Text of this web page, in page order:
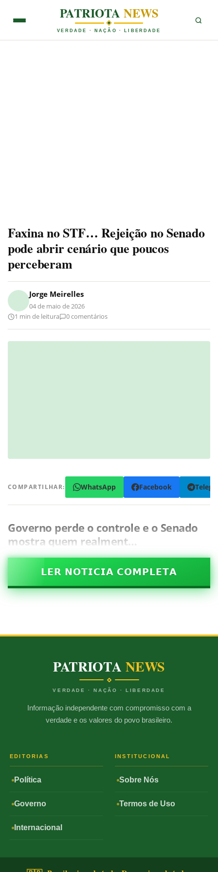
PATRIOTANEWS
VERDADE · NAÇÃO · LIBERDADE
Faxina no STF… Rejeição no Senado
pode abrir cenário que poucos
perceberam
Jorge Meirelles
04 de maio de 2026
1 min de leitura
0 comentários
COMPARTILHAR: WhatsApp Facebook
Governo perde o controle e o Senado
mostra quem realment…
𝗟𝗘𝗥 𝗡𝗢𝗧𝗜𝗖𝗜𝗔 𝗖𝗢𝗠𝗣𝗟𝗘𝗧𝗔
PATRIOTANEWS
VERDADE · NAÇÃO · LIBERDADE
Informação independente com compromisso com a
verdade e os valores do povo brasileiro.
EDITORIAS
Política
Governo
Internacional
INSTITUCIONAL
Sobre Nós
Termos de Uso